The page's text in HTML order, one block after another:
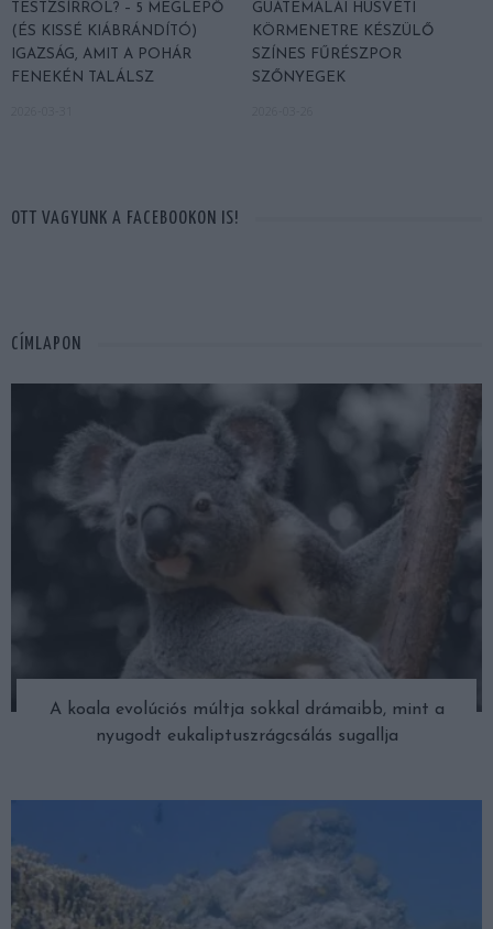
TESTZSÍRRÓL? – 5 MEGLEPŐ
(ÉS KISSÉ KIÁBRÁNDÍTÓ)
IGAZSÁG, AMIT A POHÁR
FENEKÉN TALÁLSZ
GUATEMALAI HÚSVÉTI
KÖRMENETRE KÉSZÜLŐ
SZÍNES FŰRÉSZPOR
SZŐNYEGEK
OTT VAGYUNK A FACEBOOKON IS!
CÍMLAPON
A koala evolúciós múltja sokkal drámaibb, mint a
nyugodt eukaliptuszrágcsálás sugallja